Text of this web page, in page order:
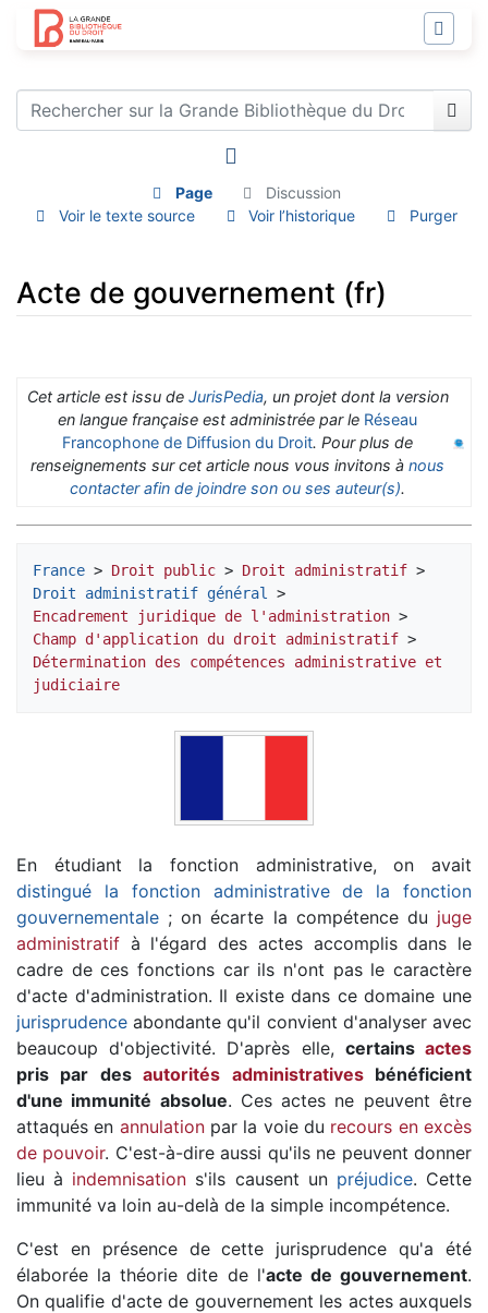
Page
Discussion
Voir le texte source
Voir l’historique Purger
Acte de gouvernement (fr)
Cet article est issu de JurisPedia, un projet dont la version
en langue française est administrée par le Réseau
Francophone de Diffusion du Droit. Pour plus de
renseignements sur cet article nous vous invitons à nous
contacter afin de joindre son ou ses auteur(s).
France > Droit public > Droit administratif
Droit administratif général
>
Encadrement juridique de l'administration
Champ d'application du droit administratif >
Détermination des compétences administrative et
judiciaire
En étudiant la fonction administrative, on avait
distingué la fonction administrative de la fonction
gouvernementale ; on écarte la compétence du juge
administratif à l'égard des actes accomplis dans le
cadre de ces fonctions car ils n'ont pas le caractère
d'acte d'administration. Il existe dans ce domaine une
jurisprudence abondante qu'il convient d'analyser avec
beaucoup d'objectivité. D'après elle, certainsactes
pris par desautorités administrativesbénéficient
d'une immunité absolue. Ces actes ne peuvent être
attaqués en annulationpar la voie du recours en excès
de pouvoir. C'est-à-dire aussi qu'ils ne peuvent donner
lieu à indemnisation s'ils causent un préjudice. Cette
immunité va loin au-delà de la simple incompétence.
C'est en présence de cette jurisprudence qu'a été
élaborée la théorie dite de l'acte de gouvernement.
On qualifie d'acte de gouvernement les actes auxquels